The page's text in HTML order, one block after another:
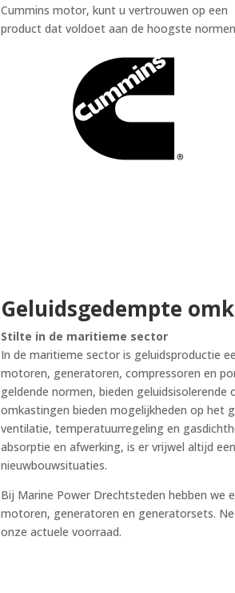
Cummins motor, kunt u vertrouwen op een
product dat voldoet aan de hoogste
Geluidsgedempte
Stilte in de maritieme sector
In de maritieme sector is geluidsproductie
motoren, generatoren, compressoren en
geldende normen, bieden
omkastingen bieden mogelijkheden op het
ventilatie, temperatuurregeling en
absorptie en afwerking, is er vrijwel altijd
nieuwbouwsituaties.
Bij Marine Power Drechtsteden hebben we
motoren, generatoren en generatorsets.
onze actuele voorraad.